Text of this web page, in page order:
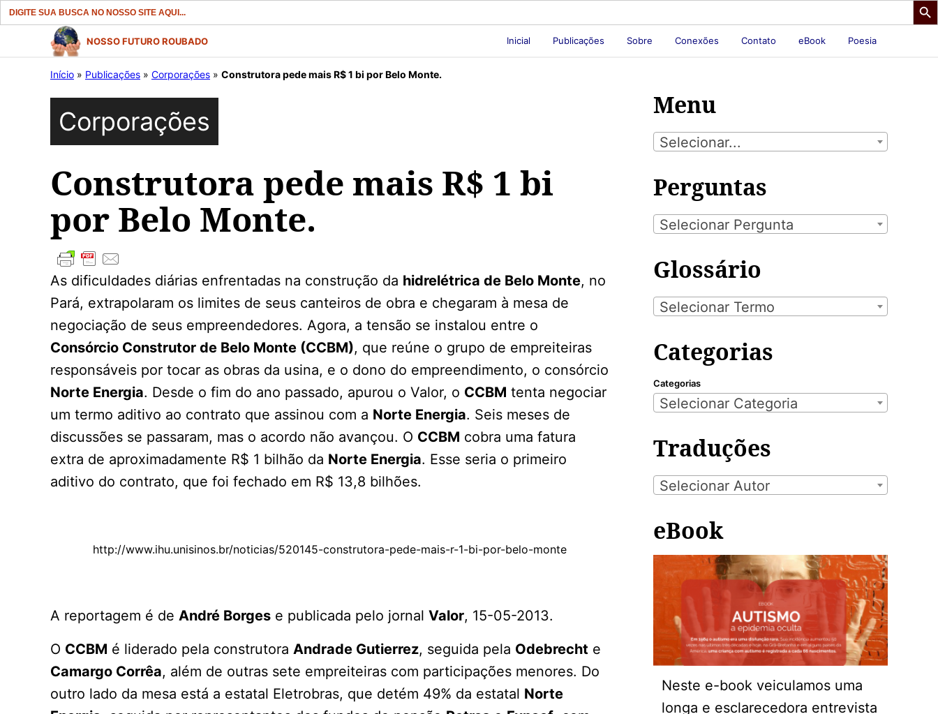
Search
for:
conteúdo
NOSSO FUTURO ROUBADO Inicial Publicações Sobre Conexões Contato eBook Poesia
Início » Publicações » Corporações » Construtora pede mais R$ 1 bi por Belo Monte.
Corporações
Construtora pede mais R$ 1 bi
por Belo Monte.
As dificuldades diárias enfrentadas na construção da hidrelétrica de Belo Monte, no
Pará, extrapolaram os limites de seus canteiros de obra e chegaram à mesa de
negociação de seus empreendedores. Agora, a tensão se instalou entre o
Consórcio Construtor de Belo Monte (CCBM), que reúne o grupo de empreiteiras
responsáveis por tocar as obras da usina, e o dono do empreendimento, o consórcio
Norte Energia. Desde o fim do ano passado, apurou o Valor, o CCBM tenta negociar
um termo aditivo ao contrato que assinou com a Norte Energia. Seis meses de
discussões se passaram, mas o acordo não avançou. O CCBM cobra uma fatura
extra de aproximadamente R$ 1 bilhão da Norte Energia. Esse seria o primeiro
aditivo do contrato, que foi fechado em R$ 13,8 bilhões.
http://www.ihu.unisinos.br/noticias/520145-construtora-pede-mais-r-1-bi-por-belo-monte
A reportagem é de André Borges e publicada pelo jornal Valor, 15-05-2013.
O CCBM é liderado pela construtora Andrade Gutierrez, seguida pela Odebrecht e
Camargo Corrêa, além de outras sete empreiteiras com participações menores. Do
outro lado da mesa está a estatal Eletrobras, que detém 49% da estatal Norte
Menu
Selecionar...
Perguntas
Selecionar Pergunta
Glossário
Selecionar Termo
Categorias
Categorias
Selecionar Categoria
Traduções
Selecionar Autor
eBook
Neste e-book veiculamos uma
longa e esclarecedora entrevista